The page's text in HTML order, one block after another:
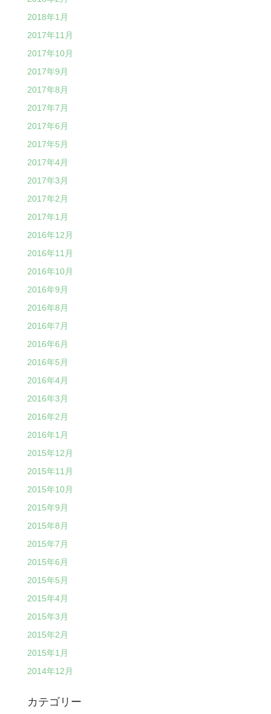
2018年1月
2017年11月
2017年10月
2017年9月
2017年8月
2017年7月
2017年6月
2017年5月
2017年4月
2017年3月
2017年2月
2017年1月
2016年12月
2016年11月
2016年10月
2016年9月
2016年8月
2016年7月
2016年6月
2016年5月
2016年4月
2016年3月
2016年2月
2016年1月
2015年12月
2015年11月
2015年10月
2015年9月
2015年8月
2015年7月
2015年6月
2015年5月
2015年4月
2015年3月
2015年2月
2015年1月
2014年12月
カテゴリー